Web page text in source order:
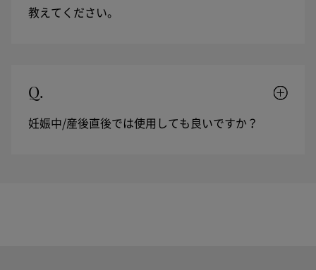
教えてください。
Q.
妊娠中/産後直後では使用しても良いですか？